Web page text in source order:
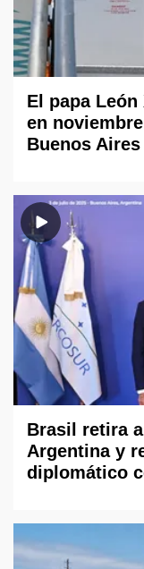
El papa
en
Buenos
Brasil retira
Argentina y
diplomático